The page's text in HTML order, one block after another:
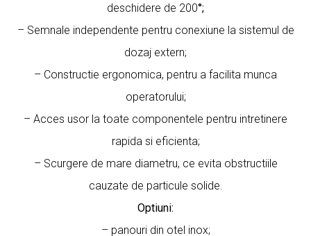
deschidere de 200°;
– Semnale independente pentru conexiune la sistemul de
dozaj extern;
– Constructie ergonomica, pentru a facilita munca
operatorului;
– Acces usor la toate componentele pentru intretinere
rapida si eficienta;
– Scurgere de mare diametru, ce evita obstructiile
cauzate de particule solide.
Optiuni:
– panouri din otel inox;